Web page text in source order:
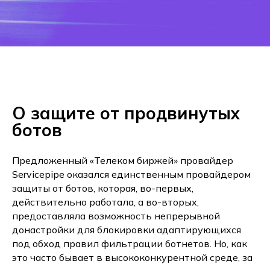
О защите от продвинутых
ботов
Предложенный «Телеком биржей» провайдер
Servicepipe оказался единственным провайдером
защиты от ботов, которая, во-первых,
действительно работала, а во-вторых,
предоставляла возможность непрерывной
донастройки для блокировки адаптирующихся
под обход правил фильтрации ботнетов. Но, как
это часто бывает в высококонкурентной среде, за